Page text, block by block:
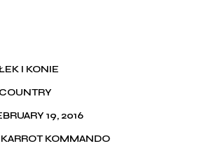
I KONIE
COUNTRY
19, 2016
KOMMANDO